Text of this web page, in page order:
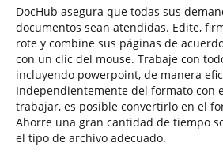
DocHub asegura que todas sus
documentos sean atendidas. Edite,
rote y combine sus páginas de
con un clic del mouse. Trabaje con
incluyendo powerpoint, de manera
Independientemente del formato con
trabajar, es posible convertirlo en el
Ahorre una gran cantidad de tiempo
el tipo de archivo adecuado.